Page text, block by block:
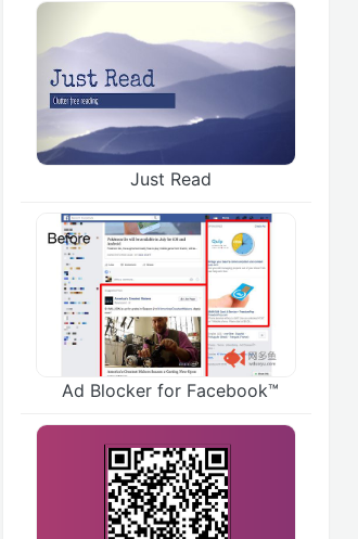
Just Read
Ad Blocker for Facebook™